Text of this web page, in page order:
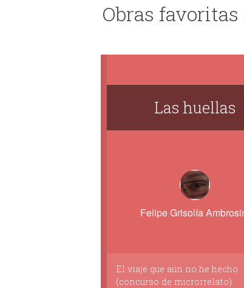
Obras
Las huellas
Felipe Grisolía
El viaje que aún no he hecho
(concurso de microrrelato)